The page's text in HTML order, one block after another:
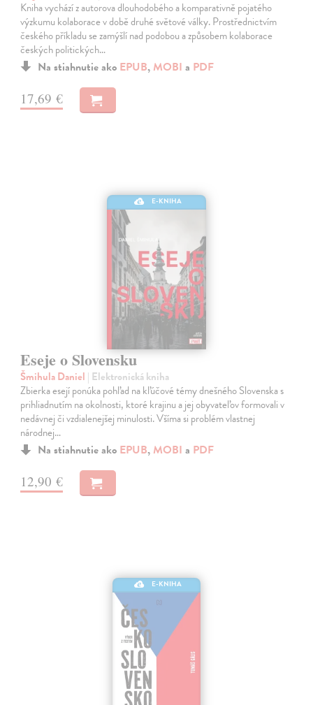
Kniha vychází z autorova dlouhodobého a komparativně pojatého
výzkumu kolaborace v době druhé světové války. Prostřednictvím
českého příkladu se zamýšlí nad podobou a způsobem kolaborace
českých politických…
Na stiahnutie ako EPUB, MOBI a PDF
17,69 €
E-KNIHA
Eseje o Slovensku
Šmihula Daniel | Elektronická kniha
Zbierka esejí ponúka pohľad na kľúčové témy dnešného Slovenska s
prihliadnutím na okolnosti, ktoré krajinu a jej obyvateľov formovali v
nedávnej či vzdialenejšej minulosti. Všíma si problém vlastnej
národnej…
Na stiahnutie ako EPUB, MOBI a PDF
12,90 €
E-KNIHA